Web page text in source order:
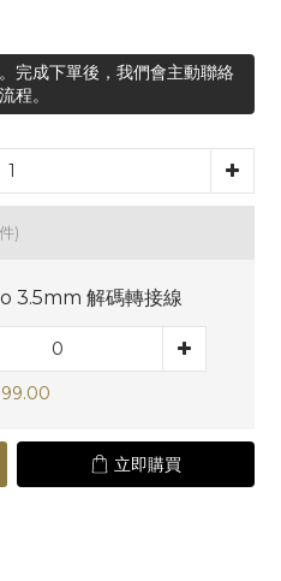
完成下單後，我們會主動聯絡
程。
)
3.5mm 解碼轉接線
立即購買